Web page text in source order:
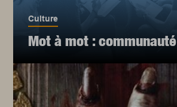
Culture
Mot à mot : communauté